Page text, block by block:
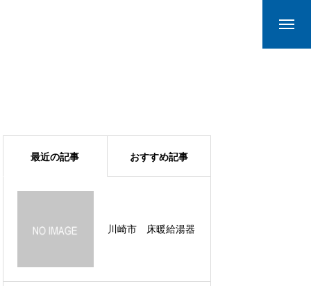
最近の記事 おすすめ記事
川崎市 床暖給湯器
フォーム